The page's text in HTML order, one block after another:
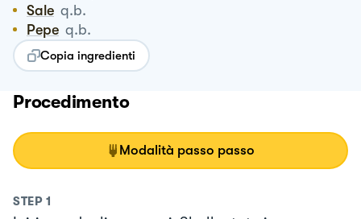
Sale q.b.
Pepe q.b.
Copia ingredienti
Procedimento
Modalità passo passo
STEP 1